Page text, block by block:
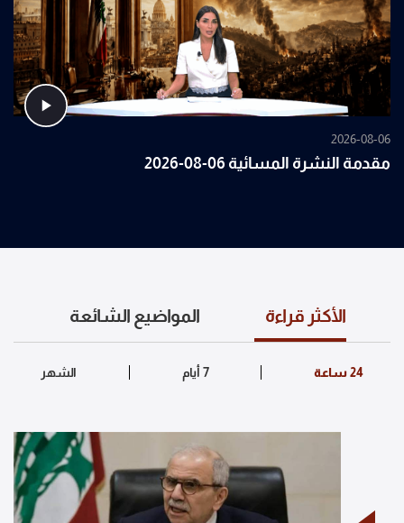
2026-08-06
مقدمة النشرة المسائية 06-08-2026
الأكثر قراءة المواضيع الشائعة